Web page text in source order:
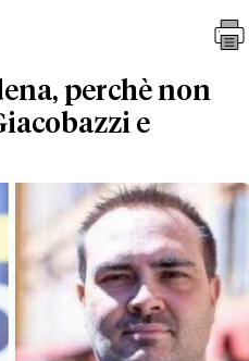
perchè non
e